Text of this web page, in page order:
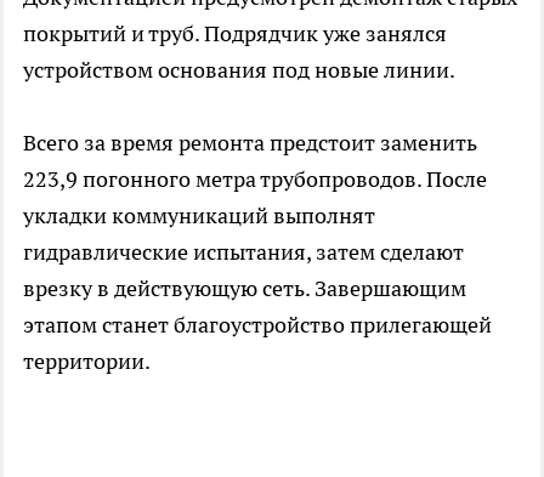
покрытий и труб. Подрядчик уже занялся
устройством основания под новые линии.
Всего за время ремонта предстоит заменить
223,9 погонного метра трубопроводов. После
укладки коммуникаций выполнят
гидравлические испытания, затем сделают
врезку в действующую сеть. Завершающим
этапом станет благоустройство прилегающей
территории.